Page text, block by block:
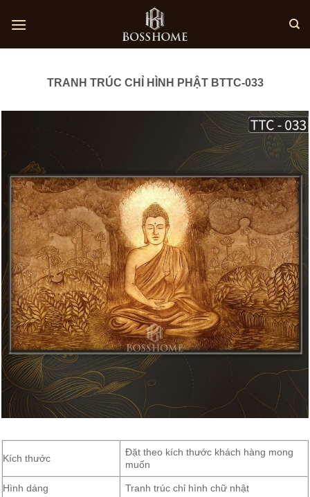
TRANH TRÚC CHỈ HÌNH PHẬT BTTC-033
Kích thước
Đặt theo kích thước khách hàng mong
muốn
Hình dáng Tranh trúc chỉ hình chữ nhật